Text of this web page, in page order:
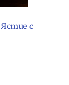
Ястие с